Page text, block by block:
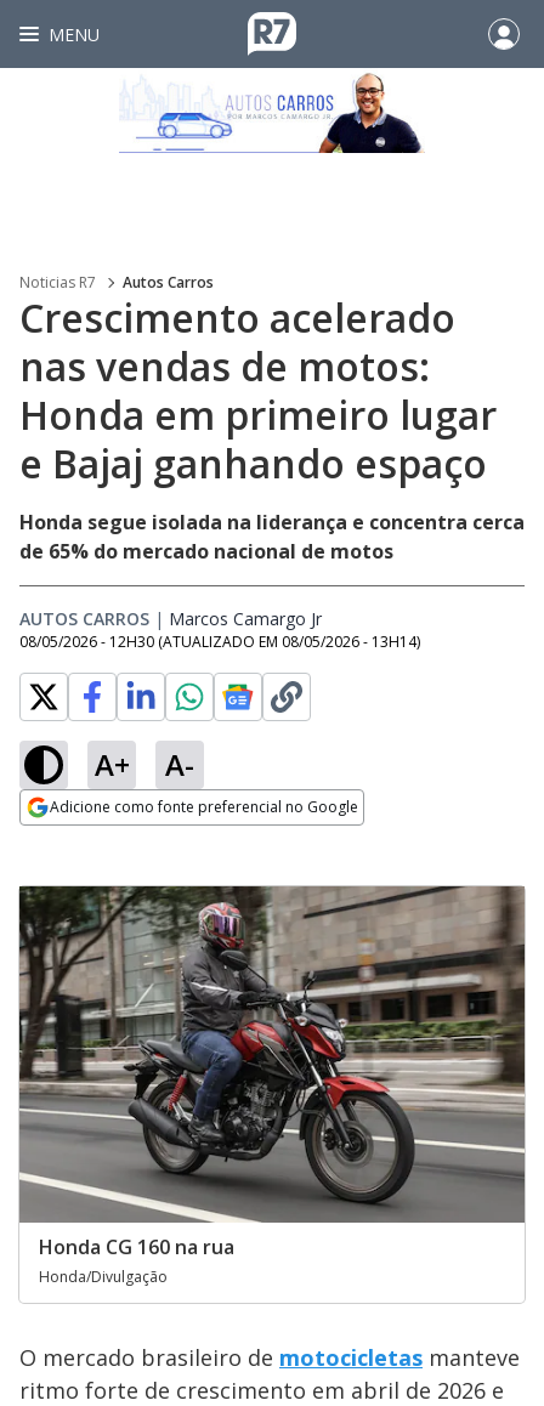
MENU
Noticias R7 Autos Carros
Crescimento acelerado
nas vendas de motos:
Honda em primeiro lugar
e Bajaj ganhando espaço
Honda segue isolada na liderança e concentra cerca
de 65% do mercado nacional de motos
AUTOS CARROS | Marcos Camargo Jr
08/05/2026 - 12H30 (ATUALIZADO EM 08/05/2026 - 13H14)
A+ A-
Adicione como fonte preferencial no Google
Honda CG 160 na rua
Honda/Divulgação
O mercado brasileiro de motocicletas manteve
ritmo forte de crescimento em abril de 2026 e